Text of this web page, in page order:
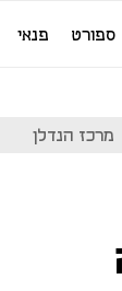
ספורט פנאי
מרכז הנדלן